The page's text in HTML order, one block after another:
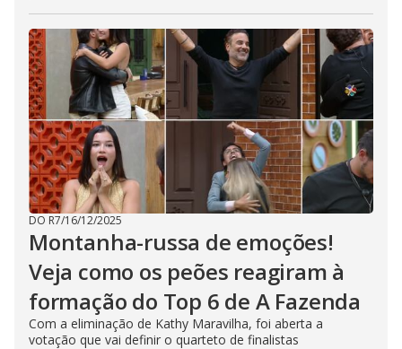
DO R7/16/12/2025
Montanha-russa de emoções!
Veja como os peões reagiram à
formação do Top 6 de A Fazenda
Com a eliminação de Kathy Maravilha, foi aberta a
votação que vai definir o quarteto de finalistas